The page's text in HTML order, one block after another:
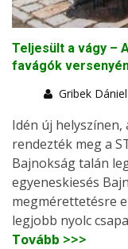
Teljesült a vágy –
favágók
Gribek Dániel
Idén új
rendezték meg a
Bajnokság talán
egyeneskiesés
megmérettetésre
legjobb nyolc
Tovább >>>